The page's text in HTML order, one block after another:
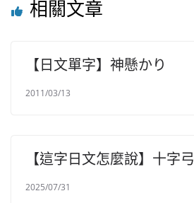
相關文章
【日文單字】神懸かり
2011/03/13
【這字日文怎麼說】十字弓
2025/07/31